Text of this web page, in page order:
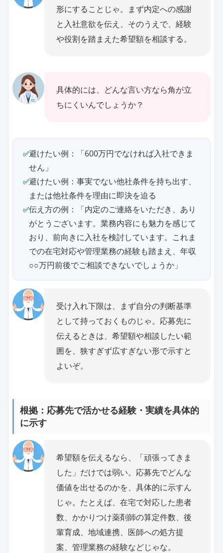
形にすることじゃ。まず内定への感謝
と入社意欲を伝え、そのうえで、経験
や役割を踏まえた希望額を相談する。
具体的には、どんな言い方なら角が立
ちにくいんでしょうか？
避けたい例：「600万円でなければ入社できま
せん」
避けたい例：事実でない他社条件を持ち出す、
または他社条件を理由に即決を迫る
伝え方の例：「内定のご連絡をいただき、あり
がとうございます。業務内容にも魅力を感じて
おり、前向きに入社を検討しています。これま
での在宅対応や管理業務の経験も踏まえ、年収
○○万円前後でご相談できないでしょうか」
受け入れ下限は、まず自分の判断基準
として持っておくものじゃ。応募先に
伝えるときは、希望額や相談したい範
囲を、狭すぎず広すぎない形で示すと
よいぞ。
根拠：応募先で活かせる経験・実績を具体的
に示す
希望額を伝えるなら、「頑張ってきま
した」だけでは弱い。応募先でどんな
価値を出せるのかを、具体的に示すん
じゃ。たとえば、在宅で対応した患者
数、かかりつけ薬剤師の算定件数、後
輩育成、地域連携、医師への処方提
案、管理業務の経験などじゃな。